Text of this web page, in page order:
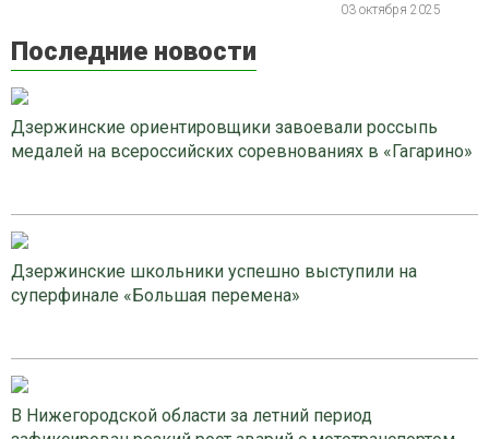
03 октября 2025
Последние новости
Дзержинские ориентировщики завоевали россыпь
медалей на всероссийских соревнованиях в «Гагарино»
Дзержинские школьники успешно выступили на
суперфинале «Большая перемена»
В Нижегородской области за летний период